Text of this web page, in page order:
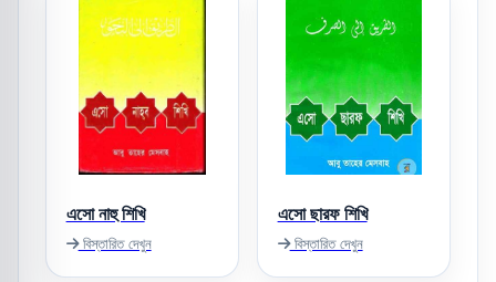
এসো নাহু শিখি
বিস্তারিত দেখুন
এসো ছারফ শিখি
বিস্তারিত দেখুন